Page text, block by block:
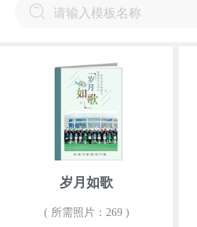
岁月如歌
( 所需照片：269 )